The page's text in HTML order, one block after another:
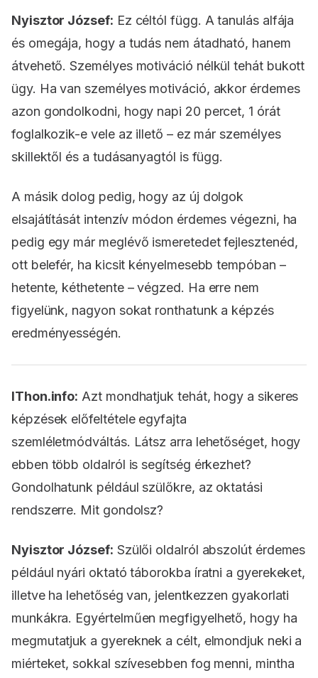
Nyisztor József: Ez céltól függ. A tanulás alfája
és omegája, hogy a tudás nem átadható, hanem
átvehető. Személyes motiváció nélkül tehát bukott
ügy. Ha van személyes motiváció, akkor érdemes
azon gondolkodni, hogy napi 20 percet, 1 órát
foglalkozik-e vele az illető – ez már személyes
skillektől és a tudásanyagtól is függ.
A másik dolog pedig, hogy az új dolgok
elsajátítását intenzív módon érdemes végezni, ha
pedig egy már meglévő ismeretedet fejlesztenéd,
ott belefér, ha kicsit kényelmesebb tempóban –
hetente, kéthetente – végzed. Ha erre nem
figyelünk, nagyon sokat ronthatunk a képzés
eredményességén.
IThon.info: Azt mondhatjuk tehát, hogy a sikeres
képzések előfeltétele egyfajta
szemléletmódváltás. Látsz arra lehetőséget, hogy
ebben több oldalról is segítség érkezhet?
Gondolhatunk például szülőkre, az oktatási
rendszerre. Mit gondolsz?
Nyisztor József: Szülői oldalról abszolút érdemes
például nyári oktató táborokba íratni a gyerekeket,
illetve ha lehetőség van, jelentkezzen gyakorlati
munkákra. Egyértelműen megfigyelhető, hogy ha
megmutatjuk a gyereknek a célt, elmondjuk neki a
miérteket, sokkal szívesebben fog menni, mintha